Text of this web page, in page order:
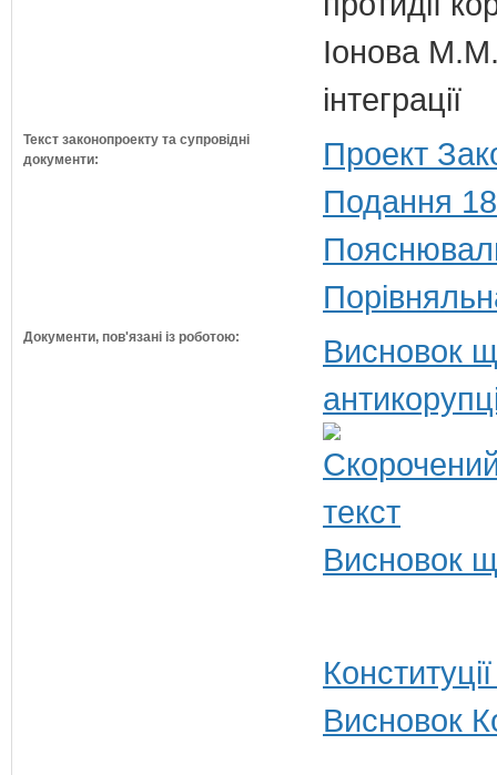
Іонова М.М.
інтеграції
Текст законопроекту та супровідні
документи:
Проект
Подання
Документи, пов'язані із роботою:
Висновок
Висновок
Висновок